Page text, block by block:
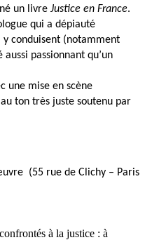
un livre Justice en France.
qui a dépiauté
y conduisent (notamment
aussi passionnant qu’un
une mise en scène
ton très juste soutenu par
(55 rue de Clichy – Paris
à la justice : à